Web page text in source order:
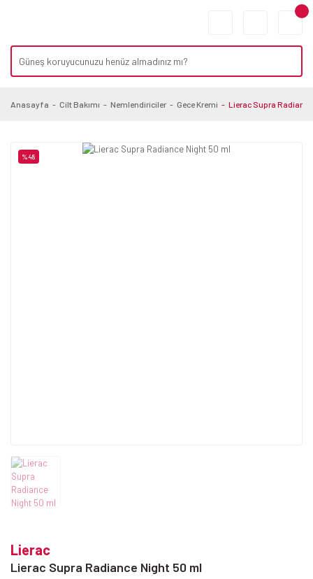
Anasayfa Cilt Bakımı Nemlendiriciler Gece Kremi Lierac Supra
%48
Lierac
Lierac Supra Radiance Night 50 ml